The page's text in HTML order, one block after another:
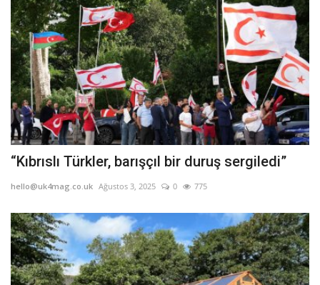
“Kıbrıslı Türkler, barışçıl bir duruş sergiledi”
hello@uk4mag.co.uk Ağustos 3, 2025 0 775